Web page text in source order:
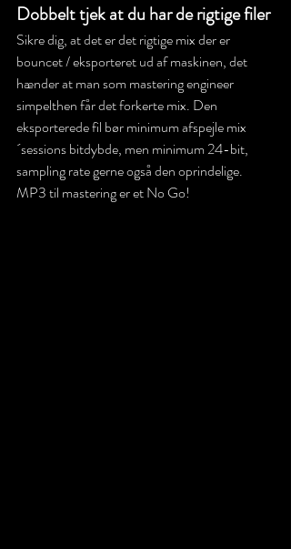
Dobbelt tjek at du har de rigtige filer
Sikre dig, at det er det rigtige mix der er
bouncet / eksporteret ud af maskinen, det
hænder at man som mastering engineer
simpelthen får det forkerte mix. Den
eksporterede fil bør minimum afspejle mix
´sessions bitdybde, men minimum 24-bit,
sampling rate gerne også den oprindelige.
MP3 til mastering er et No Go!